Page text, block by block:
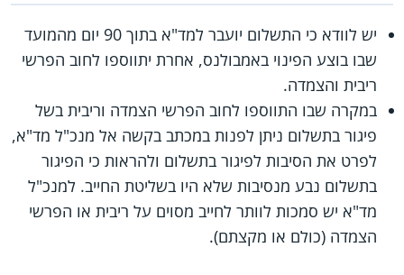
יש לוודא כי התשלום יועבר למד"א בתוך 90 יום מהמועד
שבו בוצע הפינוי באמבולנס, אחרת יתווספו לחוב הפרשי
ריבית והצמדה.
במקרה שבו התווספו לחוב הפרשי הצמדה וריבית בשל
פיגור בתשלום ניתן לפנות במכתב בקשה אל מנכ"ל מד"א,
לפרט את הסיבות לפיגור בתשלום ולהראות כי הפיגור
בתשלום נבע מנסיבות שלא היו בשליטת החייב. למנכ"ל
מד"א יש סמכות לוותר לחייב מסוים על ריבית או הפרשי
הצמדה (כולם או מקצתם).